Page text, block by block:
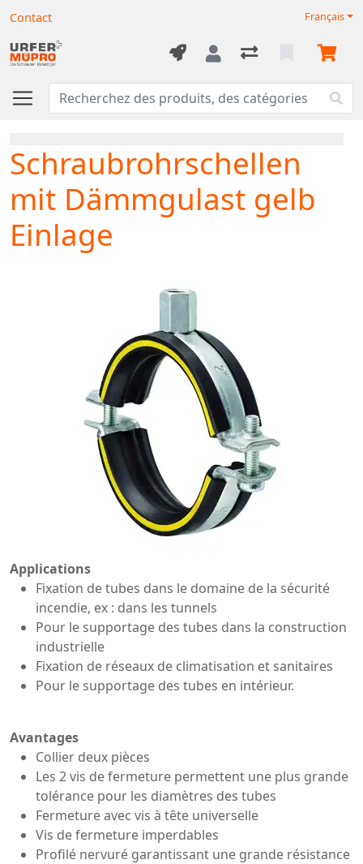
Contact Français
Schraubrohrschellen
mit Dämmgulast gelb
Einlage
Applications
Fixation de tubes dans le domaine de la sécurité
incendie, ex : dans les tunnels
Pour le supportage des tubes dans la construction
industrielle
Fixation de réseaux de climatisation et sanitaires
Pour le supportage des tubes en intérieur.
Avantages
Collier deux pièces
Les 2 vis de fermeture permettent une plus grande
tolérance pour les diamètres des tubes
Fermeture avec vis à tête universelle
Vis de fermeture imperdables
Profilé nervuré garantissant une grande résistance